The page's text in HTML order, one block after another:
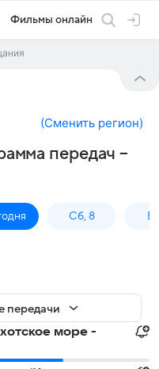
Фильмы онлайн
(Сменить регион)
передач –
Сб, 8
передачи
море -